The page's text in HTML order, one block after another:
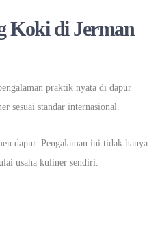
Koki di Jerman
praktik nyata di dapur
sesuai standar internasional.
dapur. Pengalaman ini tidak hanya
usaha kuliner sendiri.